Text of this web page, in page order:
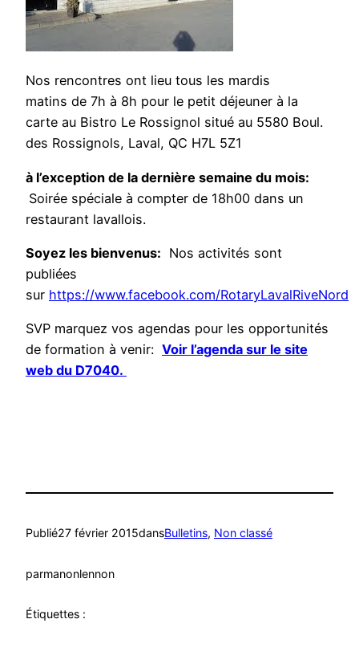
Nos rencontres ont lieu tous les mardis
matins de 7h à 8h pour le petit déjeuner à la
carte au Bistro Le Rossignol situé au 5580 Boul.
des Rossignols, Laval, QC H7L 5Z1
à l’exception de la dernière semaine du mois:
Soirée spéciale à compter de 18h00 dans un
restaurant lavallois.
Soyez les bienvenus: Nos activités sont
publiées
sur https://www.facebook.com/RotaryLavalRiveNord
SVP marquez vos agendas pour les opportunités
de formation à venir: Voir l’agenda sur le site
web du D7040.
Publié27 février 2015dansBulletins, Non classé
parmanonlennon
Étiquettes :